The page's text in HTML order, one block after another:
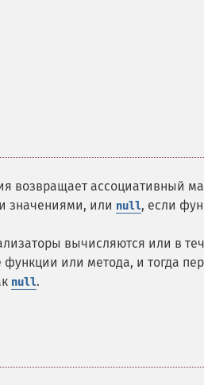
возвращает ассоциативный
значениями, или null, если
вычисляются или в
функции или метода, и тогда
null.